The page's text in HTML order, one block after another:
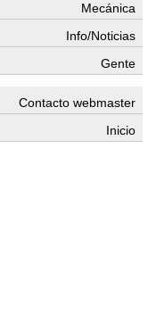
Mecánica
Info/Noticias
Gente
Contacto webmaster
Inicio